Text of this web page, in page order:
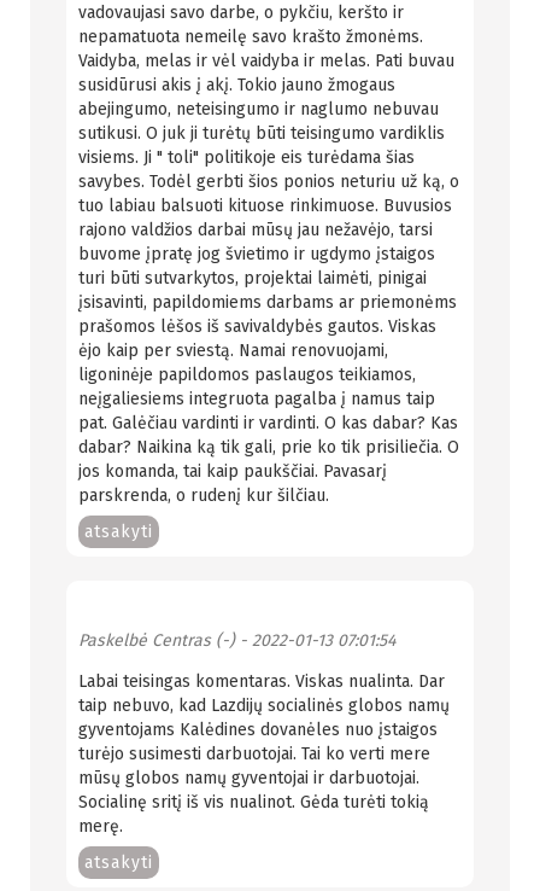
vadovaujasi savo darbe, o pykčiu, keršto ir
nepamatuota nemeilę savo krašto žmonėms.
Vaidyba, melas ir vėl vaidyba ir melas. Pati buvau
susidūrusi akis į akį. Tokio jauno žmogaus
abejingumo, neteisingumo ir naglumo nebuvau
sutikusi. O juk ji turėtų būti teisingumo vardiklis
visiems. Ji " toli" politikoje eis turėdama šias
savybes. Todėl gerbti šios ponios neturiu už ką, o
tuo labiau balsuoti kituose rinkimuose. Buvusios
rajono valdžios darbai mūsų jau nežavėjo, tarsi
buvome įpratę jog švietimo ir ugdymo įstaigos
turi būti sutvarkytos, projektai laimėti, pinigai
įsisavinti, papildomiems darbams ar priemonėms
prašomos lėšos iš savivaldybės gautos. Viskas
ėjo kaip per sviestą. Namai renovuojami,
ligoninėje papildomos paslaugos teikiamos,
neįgaliesiems integruota pagalba į namus taip
pat. Galėčiau vardinti ir vardinti. O kas dabar? Kas
dabar? Naikina ką tik gali, prie ko tik prisiliečia. O
jos komanda, tai kaip paukščiai. Pavasarį
parskrenda, o rudenį kur šilčiau.
atsakyti
Paskelbė Centras (-)- 2022-01-13 07:01:54
Labai teisingas komentaras. Viskas nualinta. Dar
taip nebuvo, kad Lazdijų socialinės globos namų
gyventojams Kalėdines dovanėles nuo įstaigos
turėjo susimesti darbuotojai. Tai ko verti mere
mūsų globos namų gyventojai ir darbuotojai.
Socialinę sritį iš vis nualinot. Gėda turėti tokią
merę.
atsakyti